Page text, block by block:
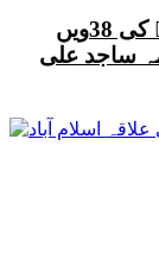
شہید قائد علامہ عارف حسین الحسینیؒ کی 38ویں
ساجد علی